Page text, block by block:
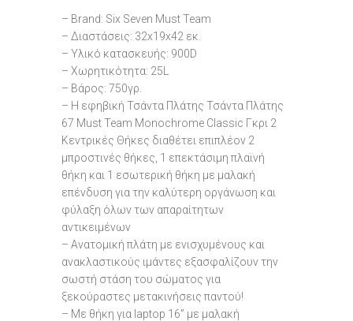
– Brand: Six Seven Must Team
– Διαστάσεις: 32x19x42 εκ.
– Υλικό κατασκευής: 900D
– Χωρητικότητα: 25L
– Βάρος: 750γρ.
– Η εφηβική Τσάντα Πλάτης Τσάντα Πλάτης
67 Must Team Monochrome Classic Γκρι 2
Κεντρικές Θήκες διαθέτει επιπλέον 2
μπροστινές θήκες, 1 επεκτάσιμη πλαϊνή
θήκη και 1 εσωτερική θήκη με μαλακή
επένδυση για την καλύτερη οργάνωση και
φύλαξη όλων των απαραίτητων
αντικειμένων
– Ανατομική πλάτη με ενισχυμένους και
ανακλαστικούς ιμάντες εξασφαλίζουν την
σωστή στάση του σώματος για
ξεκούραστες μετακινήσεις παντού!
– Με θήκη για laptop 16” με μαλακή